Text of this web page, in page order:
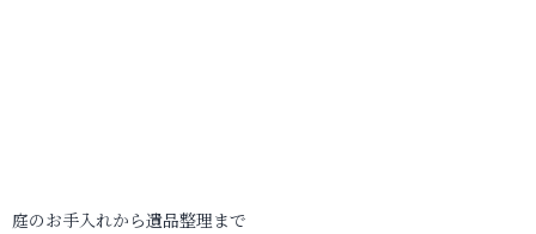
庭のお手入れから遺品整理まで